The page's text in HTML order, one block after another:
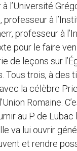
l’Université
professeur à
professeur à
pour le faire
de leçons sur
Tous trois, à des
la célèbre
Romaine.
au P. de Lubac
va lui ouvrir
et rendre